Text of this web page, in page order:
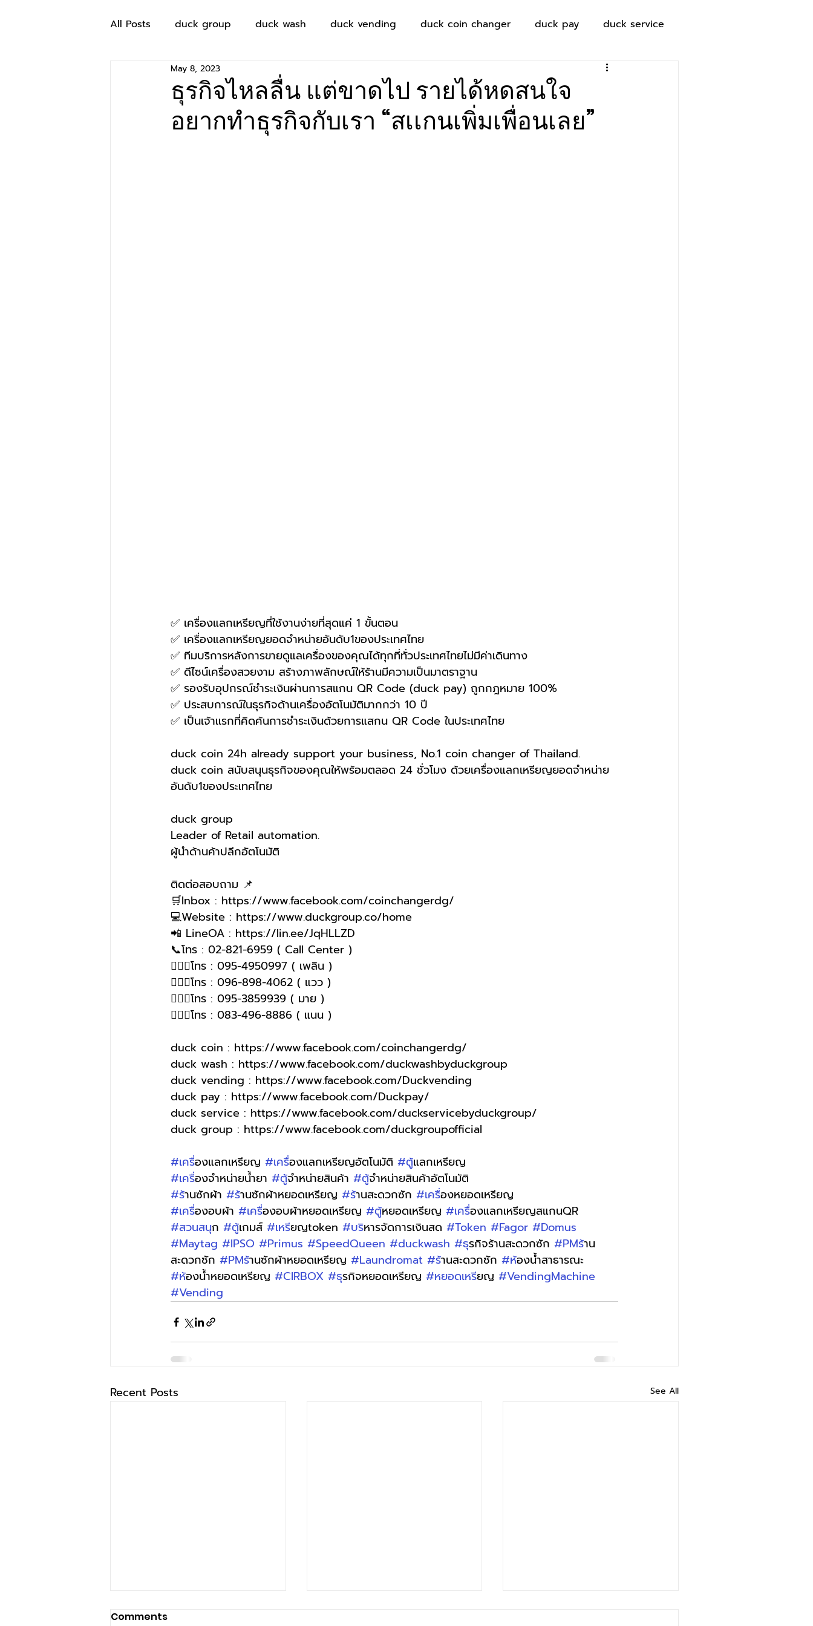
All Posts duck group duck wash duck vending duck coin changer duck pay duck service
ธุรกิจไหลลื่น แต่ขาดไป รายได้หดสนใจ
อยากทำธุรกิจกับเรา “สเเกนเพิ่มเพื่อนเลย”
May 8, 2023
✅ เครื่องแลกเหรียญที่ใช้งานง่ายที่สุดแค่ 1 ขั้นตอน
✅ เครื่องแลกเหรียญยอดจำหน่ายอันดับ1ของประเทศไทย
✅ ทีมบริการหลังการขายดูแลเครื่องของคุณได้ทุกที่ทั่วประเทศไทยไม่มีค่าเดินทาง
✅ ดีไซน์เครื่องสวยงาม สร้างภาพลักษณ์ให้ร้านมีความเป็นมาตราฐาน
✅ รองรับอุปกรณ์ชำระเงินผ่านการสแกน QR Code (duck pay) ถูกกฎหมาย 100%
✅ ประสบการณ์ในธุรกิจด้านเครื่องอัตโนมัติมากกว่า 10 ปี
✅ เป็นเจ้าเเรกที่คิดค้นการชำระเงินด้วยการแสกน QR Code ในประเทศไทย
duck coin 24h already support your business, No.1 coin changer of Thailand.
duck coin สนับสนุนธุรกิจของคุณให้พร้อมตลอด 24 ชั่วโมง ด้วยเครื่องแลกเหรียญยอดจำหน่าย
อันดับ1ของประเทศไทย
duck group
Leader of Retail automation.
ผู้นำด้านค้าปลีกอัตโนมัติ
ติดต่อสอบถาม 📌
🛒Inbox : https://www.facebook.com/coinchangerdg/
💻Website : https://www.duckgroup.co/home
📲 LineOA : https://lin.ee/JqHLLZD
📞โทร : 02-821-6959 ( Call Center )
🙋🏻‍♀โทร : 095-4950997 ( เพลิน )
🙋🏻‍♀โทร : 096-898-4062 ( แวว )
🙋🏻‍♀️โทร : 095-3859939 ( มาย )
🙋🏻‍♀️โทร : 083-496-8886 ( แนน )
duck coin : https://www.facebook.com/coinchangerdg/
duck wash : https://www.facebook.com/duckwashbyduckgroup
duck vending : https://www.facebook.com/Duckvending
duck pay : https://www.facebook.com/Duckpay/
duck service : https://www.facebook.com/duckservicebyduckgroup/
duck group : https://www.facebook.com/duckgroupofficial
#เครื่องแลกเหรียญ #เครื่องแลกเหรียญอัตโนมัติ #ตู้แลกเหรียญ
#เครื่องจำหน่ายน้ำยา #ตู้จำหน่ายสินค้า #ตู้จำหน่ายสินค้าอัตโนมัติ
#ร้านซักผ้า #ร้านซักผ้าหยอดเหรียญ #ร้านสะดวกซัก #เครื่องหยอดเหรียญ
#เครื่องอบผ้า #เครื่องอบผ้าหยอดเหรียญ #ตู้หยอดเหรียญ #เครื่องแลกเหรียญสแกนQR
#สวนสนุก #ตู้เกมส์ #เหรียญtoken #บริหารจัดการเงินสด #Token #Fagor #Domus
#Maytag #IPSO #Primus #SpeedQueen #duckwash #ธุรกิจร้านสะดวกซัก #PMร้าน
สะดวกซัก #PMร้านซักผ้าหยอดเหรียญ #Laundromat #ร้านสะดวกซัก #ห้องน้ำสาธารณะ
#ห้องน้ำหยอดเหรียญ #CIRBOX #ธุรกิจหยอดเหรียญ #หยอดเหรียญ #VendingMachine
#Vending
Recent Posts See All
Comments